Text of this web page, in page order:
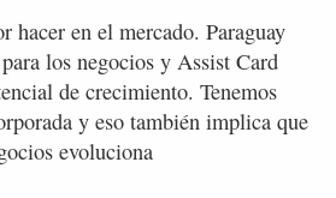
hacer en el mercado. Paraguay
los negocios y Assist Card
de crecimiento. Tenemos
y eso también implica que
evoluciona